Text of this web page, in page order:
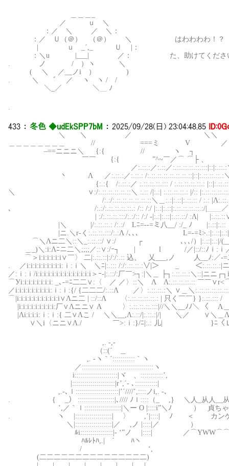
／ ｕ ＼
：／ ＼ ／ ＼：
：／ Ｕ（＠） （＠） ＼ はわわわわ！？
| ｕ _´,_ Ｕ |：
：＼u |___| ／： た、助けてください便
. ノ / ）ヽ ＼
( ＼ ／__ノi ） )
. ＼ ﾞ ／ ヽ ヽ / /
＼_／ ＼＿ ﾉ
.
433 ： 冬色 ◆udEkSPP7bM ： 2025/09/28(日) 23:04:48.85
＼ ＼ ／ ＼＼
＿＿＿＿＿＿＿＿ // ===ミ V ／
–==ニニニ＼ {:{
￣￣ {:{ ”^~￣／⌒
／:.::.:／:.::／:.::.::.::.::.:::|::|:.::.:＼<二
丶 Λ ／:.::.:／:.::.: /:.::.::.::.::.::.::.::|::|:.::.::.::.:＼ ￣
{:.:{ /:.::.:／ :.::.::.::.::: / :.::.::.::.::.:
＼ ∨:/:.::.::.::.::.::＼ :.:: /|:.:| :.::.::.::.: |/::
/:.:/:.::.::.::.::.::.::＼＿:.:|:.::|:.::.:: / :.:
､ /:.:/:.::.::.::.::.: /:: /:/ |:.:|:.::|:.::.::.::.::.:/|＿＿／
| :/:.::.::.:::/:.:/:: /:/ -|:.:|:.::|:.::.::/ :Λ|
|＼ |/:.::.::.: /:.:/ Lﾆ=‐‐=ミ八__/ :/_
|ニ.＼r‐く:.::.::.:::/:.:Λ /､､､ L=-=ﾐ
⌒＼Λニ二＼::＼_:.::.::/ ∨:/ ┌ ､､､/
＿_)＼:i:Λﾆニ二＼;;;;／::∨:/ｰ┐ | l /／|::/::ﾉｉ:ｉ／
⌒＞i:i:i:i:i:i∨￣〉 二|:.::.::|:/:/:.:: 込、 乂___,ノ 人
. ／i:i:i:i:i:i:i:i:i:ｉ:ｉ＼ ＼ﾆ|:.::: /:/:.::.::.:∨|＞ _ ＜:.::.::.:|ニ
／:ｉ:ｉ/i:i:i:i:i:i:i:i:i:i:i:i:i:i＞ｰ‐|:.::/:厂￣>┐:|＼＿ ├┐:.::.::.:＼::|ニニ
⌒Уi:i:i:i:i:i:i:i: _､-=ﾆ二二∨:〈 ／ ／〉::＼ Λ Λ:.::.::.::.::
／i:i:i:i:i:i:i:i:i:ｉ:ｉ:{/ {二二二/:.::Λ ／〉:.::.::.:＼ ∨＿＼
⌒|i:i:i:i:i:i:i:i:i:i:i∨Λニ二 | ::/::Λ 〈:.::.::.::.::.: | 只く￣￣}
|i:i:i:i:i:i:i:i:i:厂∨Λニニ∨ Λ 〉:.::.::.::.:::|//＼＼__ﾉﾉ＼ 〈 Λ＿
|Λi:i:i:i:ｉ:ｉ:{ 二∨Λこ / ＼＼__,Λ:.::/|:.::.:|/| ＼／ ∨＼＿
∨＼i〈ニニ∨Λ./ ￣>:ｉ:}/ﾆ|:.: 儿| }ﾆ〈Ｌ／
,. -,-
（::(´ ＿
,. -ヽ｀´:::::::::::｀ヽ
／:::::::::::::::::::::::::::::::::::ヽ
i:::::::::::::::::::::|ヾゝ、:::::::::::’,
|:::::::::::::::::::::|r’,´- ､:::::::::::|
,.-､ｌ:::::::::::::::::::::|’´////’,::::ノi,. -､
. { _） ::::::::::::::::::|､//// ﾉｌ::::（_ ,} ＼人_从人__
’,／｀ｌ::::::::::::::::::|＼ー O |::::i”＼ﾉ ） 貞ちゃ
. ヽ |::::::::::::::::::| 〉 ,’|::::| ﾉ ＜ カンゲキー
＼|::::::::::::::::::|／ ,ノ |::::|／ ）
ﾙi::::::::::::::::|‐ ‘”ノ |::::| ／
ﾊﾙﾚﾄﾊ,.|￣´ ﾊヽ
/ ‘, そんなんじ
(二二二二二二二二二二二二二二二)